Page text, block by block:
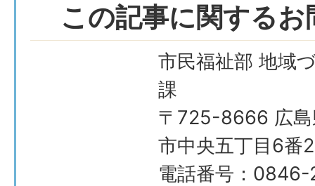
この記事に関する
市民福祉部 地域
課
〒725-8666 広島
市中央五丁目6番
電話番号：